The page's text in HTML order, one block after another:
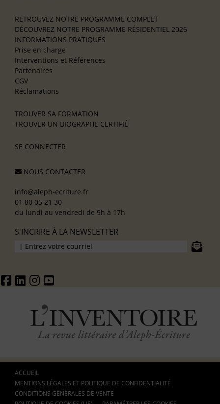
RETROUVEZ NOTRE PROGRAMME COMPLET
DÉCOUVREZ NOTRE PROGRAMME RÉSIDENTIEL 2026
INFORMATIONS PRATIQUES
Prise en charge
Interventions et Références
Partenaires
CGV
Réclamations
TROUVER SA FORMATION
TROUVER UN BIOGRAPHE CERTIFIÉ
SE CONNECTER
NOUS CONTACTER
info@aleph-ecriture.fr
01 80 05 21 30
du lundi au vendredi de 9h à 17h
S'INCRIRE À LA NEWSLETTER
ACCUEIL
MENTIONS LÉGALES ET POLITIQUE DE CONFIDENTIALITÉ
CONDITIONS GÉNÉRALES DE VENTE